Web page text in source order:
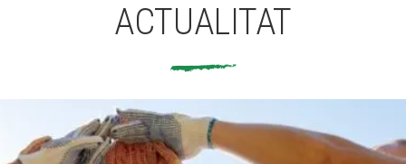
ACTUALITAT